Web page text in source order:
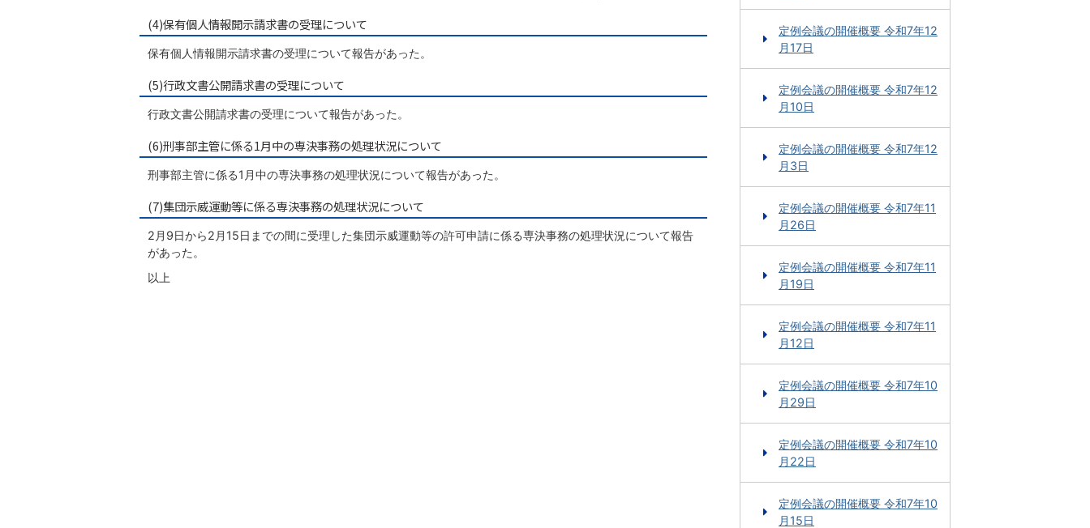
(4)保有個人情報開示請求書の受理について
保有個人情報開示請求書の受理について報告があった。
(5)行政文書公開請求書の受理について
行政文書公開請求書の受理について報告があった。
(6)刑事部主管に係る1月中の専決事務の処理状況について
刑事部主管に係る1月中の専決事務の処理状況について報告があった。
(7)集団示威運動等に係る専決事務の処理状況について
2月9日から2月15日までの間に受理した集団示威運動等の許可申請に係る専決事務の処理状況について報告
があった。
以上
定例会議の開催概要 令和7年12
月17日
定例会議の開催概要 令和7年12
月10日
定例会議の開催概要 令和7年12
月3日
定例会議の開催概要 令和7年11
月26日
定例会議の開催概要 令和7年11
月19日
定例会議の開催概要 令和7年11
月12日
定例会議の開催概要 令和7年10
月29日
定例会議の開催概要 令和7年10
月22日
定例会議の開催概要 令和7年10
月15日